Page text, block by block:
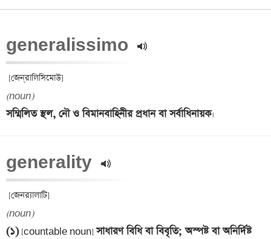
generalissimo
(noun)
সম্মিলিত স্থল, নৌ ও বিমানবাহিনীর প্রধান বা সর্বাধিনায়ক
generality
(noun)
(১) [countable noun] সাধারণ বিধি বা বিবৃতি; অস্পষ্ট বা অনির্দিষ্ট